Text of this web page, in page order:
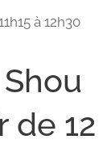
à 12h30
de 12